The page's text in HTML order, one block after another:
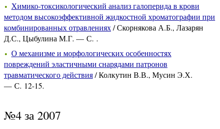
Химико-токсикологический анализ галоперида в крови
методом высокоэффективной жидкостной хроматографии при
комбинированных отравлениях/ Скорнякова А.Б., Лазарян
Д.С., Цыбулина М.Г. — С. .
О механизме и морфологических особенностях
повреждений эластичными снарядами патронов
травматического действия/ Колкутин В.В., Мусин Э.Х.
— С. 12-15.
№4 за 2007